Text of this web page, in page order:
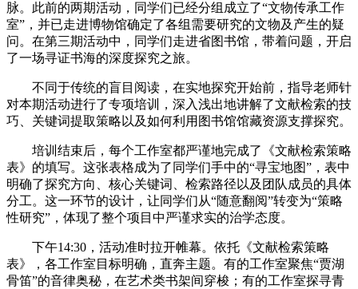
脉。此前的两期活动，同学们已经分组成立了“文物传承工作
室”，并已走进博物馆确定了各组需要研究的文物及产生的疑
问。在第三期活动中，同学们走进省图书馆，带着问题，开启
了一场寻证书海的深度探究之旅。
不同于传统的盲目阅读，在实地探究开始前，指导老师针
对本期活动进行了专项培训，深入浅出地讲解了文献检索的技
巧、关键词提取策略以及如何利用图书馆馆藏资源支撑探究。
培训结束后，每个工作室都严谨地完成了《文献检索策略
表》的填写。这张表格成为了同学们手中的“寻宝地图”，表中
明确了探究方向、核心关键词、检索路径以及团队成员的具体
分工。这一环节的设计，让同学们从“随意翻阅”转变为“策略
性研究”，体现了整个项目中严谨求实的治学态度。
下午14:30，活动准时拉开帷幕。依托《文献检索策略
表》，各工作室目标明确，直奔主题。有的工作室聚焦“贾湖
骨笛”的音律奥秘，在艺术类书架间穿梭；有的工作室探寻青